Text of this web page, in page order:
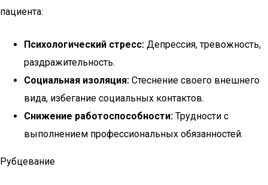
пациента:
Психологический стресс: Депрессия, тревожность,
раздражительность.
Социальная изоляция: Стеснение своего внешнего
вида, избегание социальных контактов.
Снижение работоспособности: Трудности с
выполнением профессиональных обязанностей.
Рубцевание